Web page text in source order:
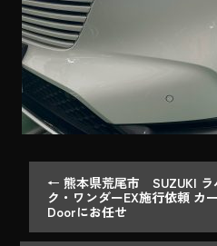
← 熊本県荒尾市 SUZUKI ラ
ク・ワンダーEX施行依頼 カ
Doorにお任せ